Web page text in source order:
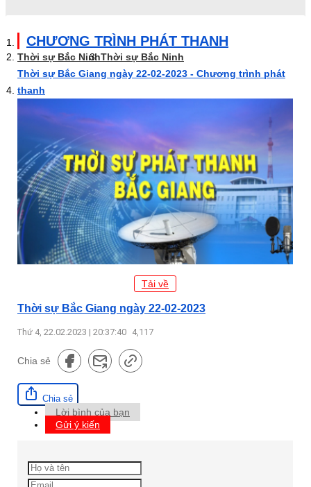
CHƯƠNG TRÌNH PHÁT THANH
Thời sự Bắc NinhThời sự Bắc Ninh
Thời sự Bắc Giang ngày 22-02-2023 - Chương trình phát
thanh
Tải về
Thời sự Bắc Giang ngày 22-02-2023
Thứ 4, 22.02.2023 | 20:37:40 4,117
Chia sẻ
Chia sẻ
Lời bình của bạn
Gửi ý kiến